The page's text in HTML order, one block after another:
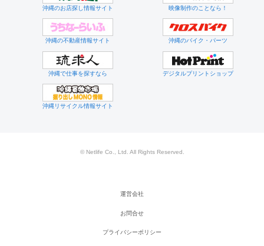
沖縄のお店探し情報サイト 映像制作のことなら！
沖縄の不動産情報サイト 沖縄のバイク・パーツ
沖縄で仕事を探すなら デジタルプリントショップ
沖縄リサイクル情報サイト
© Netlife Co., Ltd. All Rights Reserved.
運営会社
お問合せ
プライバシーポリシー